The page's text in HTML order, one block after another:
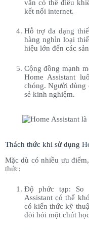
vẫn có thể điều
kết nối internet.
Hỗ trợ đa dạng
hàng nghìn loại
hiệu lớn đến các
Cộng đồng mạnh
Home Assistant
chóng. Người dùng
sẻ kinh nghiệm.
Thách thức khi sử dụng
Mặc dù có nhiều ưu
thức:
Độ phức tạp: So
Assistant có thể
có kiến thức kỹ
đòi hỏi một chút